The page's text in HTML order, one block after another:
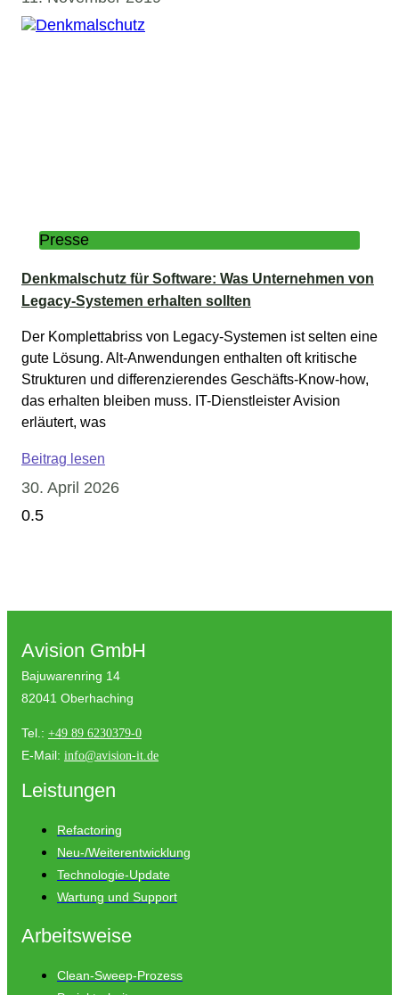
Presse
Denkmalschutz für Software: Was Unternehmen von
Legacy-Systemen erhalten sollten
Der Komplettabriss von Legacy-Systemen ist selten eine
gute Lösung. Alt-Anwendungen enthalten oft kritische
Strukturen und differenzierendes Geschäfts-Know-how,
das erhalten bleiben muss. IT-Dienstleister Avision
erläutert, was
Beitrag lesen
30. April 2026
Avision GmbH
Bajuwarenring 14
82041 Oberhaching
Tel.: +49 89 6230379-0
E-Mail: info@avision-it.de
Leistungen
Refactoring
Neu-/Weiterentwicklung
Technologie-Update
Wartung und Support
Arbeitsweise
Clean-Sweep-Prozess